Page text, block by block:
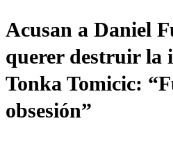
Frecuencias
Agricultura TV
Deportes
Colo Colo
Motor
Entretención
Noticias
Vida Social
Acusan a Daniel
querer destruir la
Tonka Tomicic:
obsesión”